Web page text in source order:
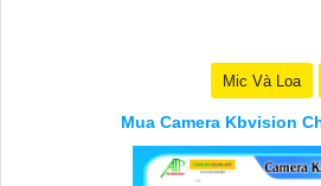
Mic Và Loa
Mua Camera Kbvision